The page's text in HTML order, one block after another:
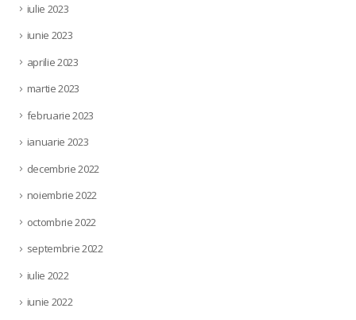
iulie 2023
iunie 2023
aprilie 2023
martie 2023
februarie 2023
ianuarie 2023
decembrie 2022
noiembrie 2022
octombrie 2022
septembrie 2022
iulie 2022
iunie 2022